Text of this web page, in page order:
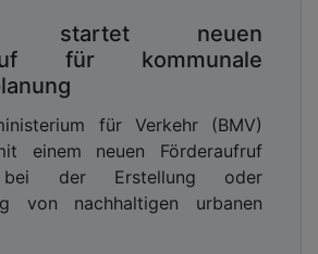
startet neuen
für kommunale
für Verkehr (BMV)
einem neuen Förderaufruf
bei der Erstellung oder
von nachhaltigen urbanen